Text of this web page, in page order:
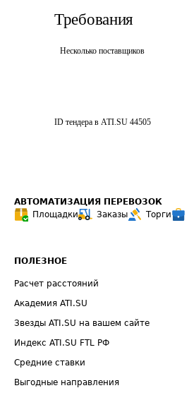
Требования
Несколько поставщиков
ID тендера в ATI.SU 44505
АВТОМАТИЗАЦИЯ ПЕРЕВОЗОК
Площадки
Заказы Торги
ПОЛЕЗНОЕ
Расчет расстояний
Академия ATI.SU
Звезды ATI.SU на вашем сайте
Индекс ATI.SU FTL РФ
Средние ставки
Выгодные направления